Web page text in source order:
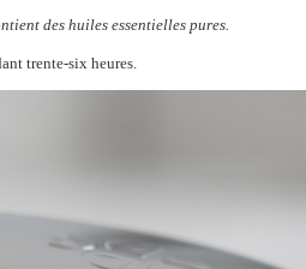
des huiles essentielles pures.
trente-six heures.